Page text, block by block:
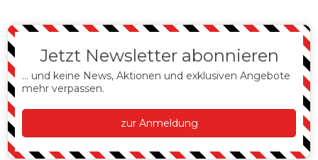
Jetzt Newsletter abonnieren
... und keine News, Aktionen und exklusiven Angebote
mehr verpassen.
zur Anmeldung